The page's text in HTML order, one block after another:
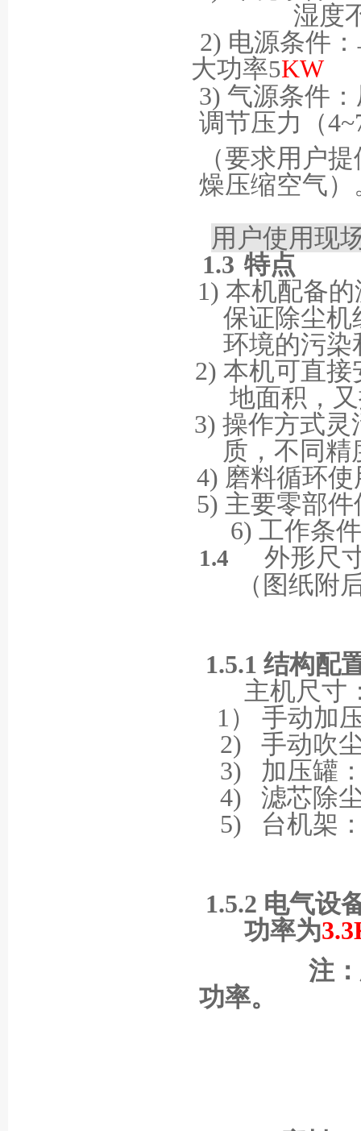
湿度
2) 电源条件
大功率5KW
3) 气源条件：
调节压力（
（要求用户
燥压缩空气）
用户使用现
1.3 特点
1)本机配备
保证除尘机
环境的污染
2)本机可直接
地面积，
3) 操作方式灵
质，不同
4) 磨料循环
5) 主要零部
6)工作条
1.4
外形尺
（图纸附
1.5.1 结构配
主机尺寸
1）
手动加
2)
手动吹
3)
加压罐
4)
滤芯除
5)
台机架
1.5.2 电气设
功率为
注
功率。